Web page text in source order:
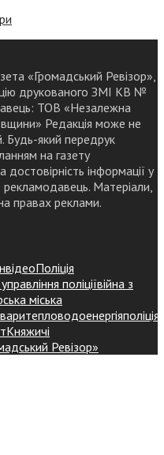
«Громадський Ревізор»,
друкованого ЗМІ КВ №
ТОВ «Незалежна
Редакція може не
Будь-який передрук
на газету
достовірність інформації у
рекламодавець. Матеріали,
правах реклами.
відеоПоліція
поліціївійна з
міська
поліція
Княжичі
Ревізор»